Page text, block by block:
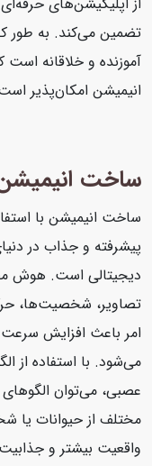
تضمین می‌کند. به طور
آموزنده و خلاقانه است
انیمیشن امکان‌پذیر است.
ساخت
ساخت انیمیشن با
پیشرفته و جذاب در
دیجیتالی است. هوش
تصاویر، شخصیت‌ها،
امر باعث افزایش سرعت
می‌شود. با استفاده از
عصبی، می‌توان الگوهای
مختلف از حیوانات یا
واقعیت بیشتر و جذابیت